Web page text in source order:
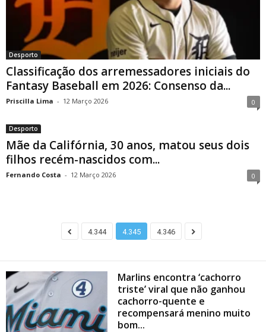
Desporto
Classificação dos arremessadores iniciais do
Fantasy Baseball em 2026: Consenso da...
Priscilla Lima - 12 Março 2026 0
Desporto
Mãe da Califórnia, 30 anos, matou seus dois
filhos recém-nascidos com...
Fernando Costa - 12 Março 2026 0
4.344 4.345 4.346
Marlins encontra ‘cachorro
triste’ viral que não ganhou
cachorro-quente e
recompensará menino muito
bom...